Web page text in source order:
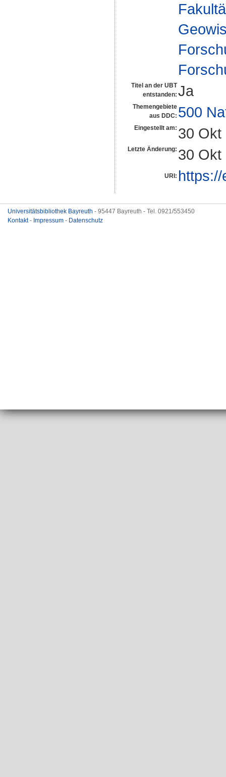
Titel an der UBT
entstanden: Ja
Themengebiete
aus DDC: 500
Eingestellt am: 30 Okt
Letzte Änderung: 30 Okt
URI:
Universitätsbibliothek Bayreuth - 95447 Bayreuth - Tel. 0921/553450
Kontakt- Impressum - Datenschutz